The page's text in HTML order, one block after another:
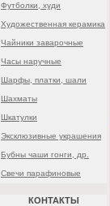
Футболки, худи
Художественная керамика
Чайники заварочные
Часы наручные
Шарфы, платки, шали
Шахматы
Шкатулки
Эксклюзивные украшения
Бубны чаши гонги, др.
Свечи парафиновые
КОНТАКТЫ